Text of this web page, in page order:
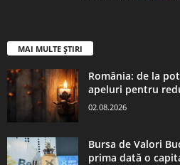
MAI MULTE ȘTIRI
România: de la
apeluri pentru
02.08.2026
Bursa de Valori
prima dată o